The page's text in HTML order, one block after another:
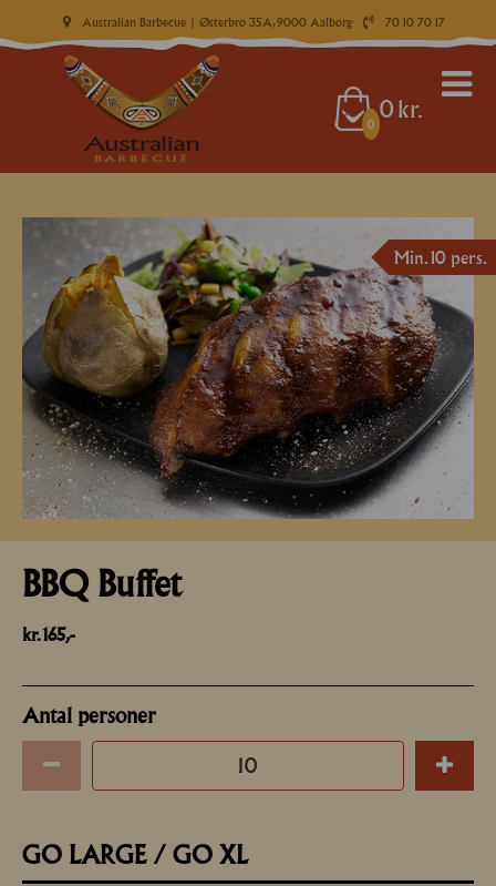
Australian Barbecue | Østerbro 35A, 9000 Aalborg 70 10 70 17
0
0 kr.
Min. 10 pers.
BBQ Buffet
kr. 165,-
GO LARGE / GO XL
Antal personer